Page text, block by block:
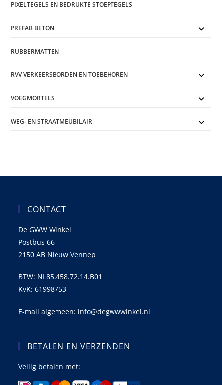
PIXELTEGELS EN BEDRUKTE STOEPTEGELS
PREFAB BETON
RUBBERMATTEN
RVV VERKEERSBORDEN EN TOEBEHOREN
VOEGMORTELS
WEG- EN STRAATMEUBILAIR
CONTACT
De GWW Winkel
Postbus 66
2150 AB Nieuw Vennep
BTW: NL85.458.72.14.B01
KvK: 61998753
E-mail algemeen: info@degwwwinkel.nl
BETALEN EN VERZENDEN
Veilig betalen met: